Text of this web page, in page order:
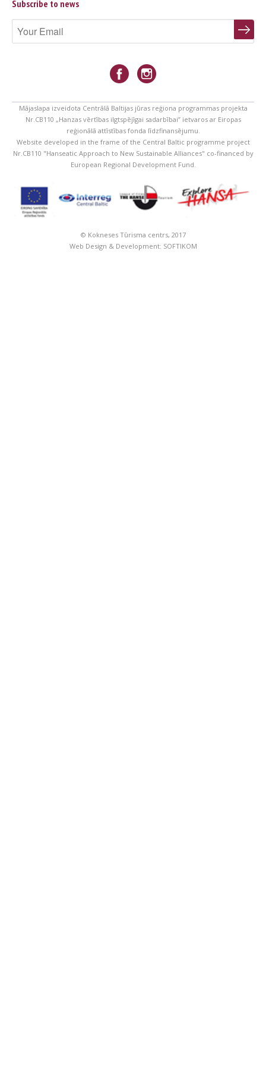
Subscribe to news
Mājaslapa izveidota Centrālā Baltijas jūras reģiona programmas projekta
Nr.CB110 „Hanzas vērtības ilgtspējīgai sadarbībai” ietvaros ar Eiropas
reģionālā attīstības fonda līdzfinansējumu.
Website developed in the frame of the Central Baltic programme project
Nr.CB110 "Hanseatic Approach to New Sustainable Alliances" co-financed by
European Regional Development Fund.
© Kokneses Tūrisma centrs, 2017
Web Design & Development: SOFTIKOM